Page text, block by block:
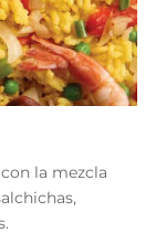
la mezcla